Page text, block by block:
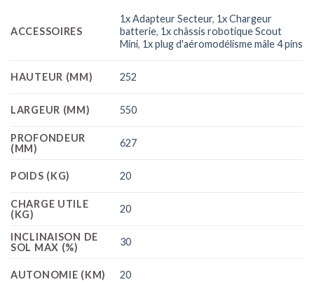
ACCESSOIRES
1x Adapteur Secteur, 1x Chargeur
batterie, 1x châssis robotique Scout
Mini, 1x plug d'aéromodélisme mâle 4 pins
HAUTEUR (MM) 252
LARGEUR (MM) 550
PROFONDEUR
(MM)
627
POIDS (KG) 20
CHARGE UTILE
(KG)
20
INCLINAISON DE
SOL MAX (%)
30
AUTONOMIE (KM) 20